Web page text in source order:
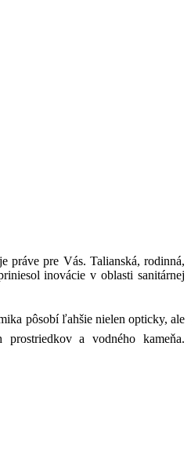
pre Vás. Talianská, rodinná,
inovácie v oblasti sanitárnej
pôsobí ľahšie nielen opticky, ale
a vodného kameňa.